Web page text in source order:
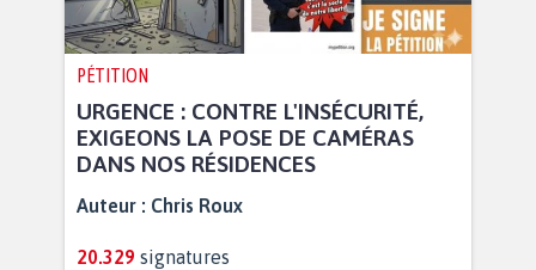
PÉTITION
URGENCE : CONTRE L'INSÉCURITÉ,
EXIGEONS LA POSE DE CAMÉRAS
DANS NOS RÉSIDENCES
Auteur : Chris Roux
20.329 signatures